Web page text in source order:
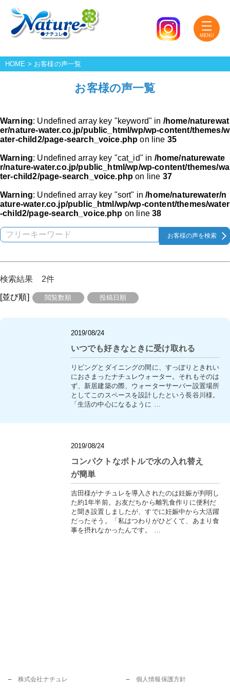
HOME > お客様の声一覧
お客様の声一覧
Warning: Undefined array key "keyword" in /home/naturewat
er/nature-water.co.jp/public_html/wp/wp-content/themes/w
ater-child2/page-search_voice.php on line 35
Warning: Undefined array key "cat_id" in /home/naturewate
r/nature-water.co.jp/public_html/wp/wp-content/themes/wa
ter-child2/page-search_voice.php on line 37
Warning: Undefined array key "sort" in/home/naturewater/n
ature-water.co.jp/public_html/wp/wp-content/themes/water
-child2/page-search_voice.php on line38
検索結果 2件
[並び順] 閲覧数順 投稿日順
2019/08/24
いつでも好きなときに受け取れる
リビングとダイニングの間に、すっぽりときれい
におさまったナチュレウォーター。それもそのは
ず、新居建築の際、ウォーターサーバー設置場所
としてこのスペースを設計したという長谷川様。
「生活の中心になるように …
2019/08/24
コンパクトなボトルで水の入れ替え
が簡単
吉田様がナチュレを導入されたのは妊娠が判明し
た約1年半前。お友だちから離乳食作りに便利だ
と聞き設置しましたが、すでに妊娠中から大活躍
だったそう。「私はつわりがひどくて、あまり食
事を摂れなかったんです。 …
株式会社ナチュレ 個人情報保護方針